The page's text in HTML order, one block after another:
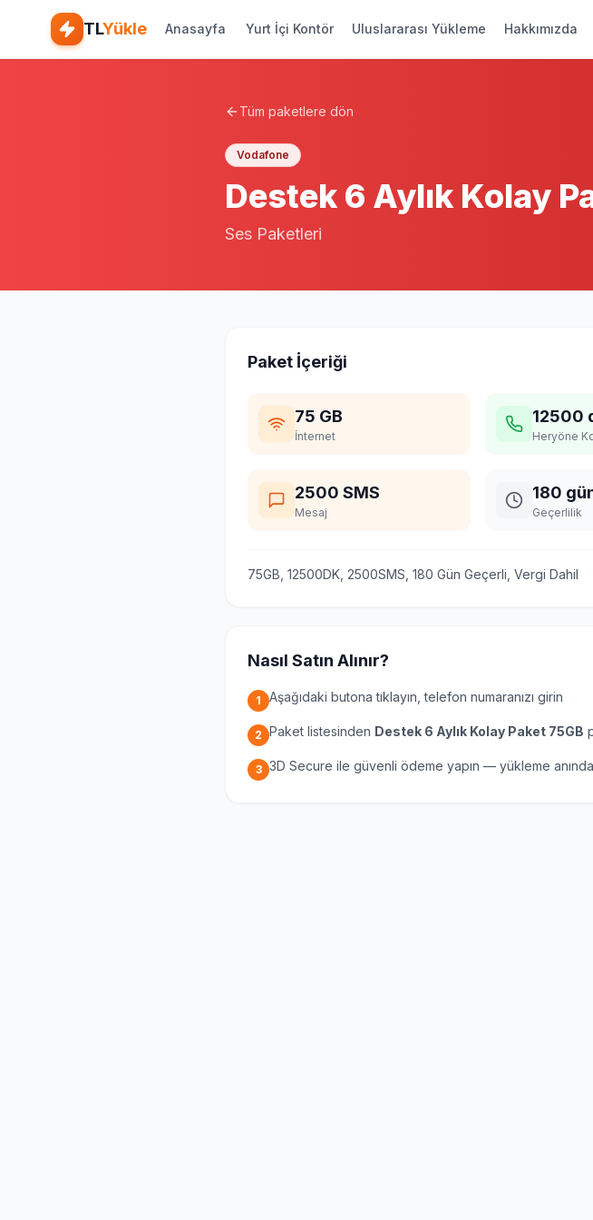
TLYükle Anasayfa Yurt İçi Kontör Uluslararası Yükleme Hakkımızda
Tüm paketlere dön
Vodafone
Destek 6 Aylık Kolay
Ses Paketleri
Paket İçeriği
75 GB
İnternet
12500
Heryöne
2500 SMS
Mesaj
180
Geçerlilik
75GB, 12500DK, 2500SMS, 180 Gün Geçerli, Vergi Dahil
Nasıl Satın Alınır?
1 Aşağıdaki butona tıklayın, telefon numaranızı girin
2 Paket listesinden Destek 6 Aylık Kolay Paket 75GB
3 3D Secure ile güvenli ödeme yapın — yükleme